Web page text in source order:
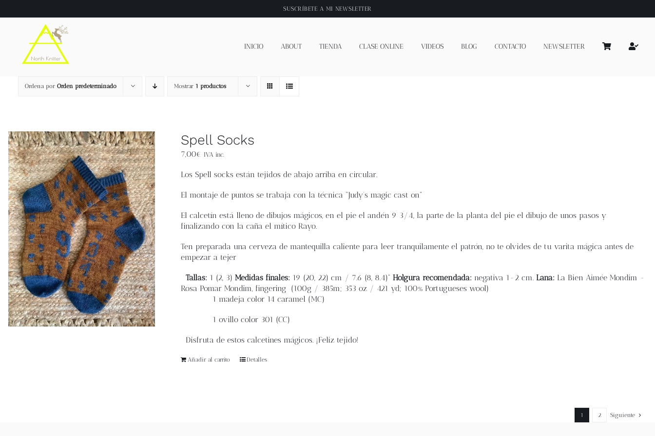
al
SUSCRÍBETE A MI NEWSLETTER
INICIO ABOUT TIENDA CLASE ONLINE VIDEOS BLOG CONTACTO NEWSLETTER
Ordena por Orden predeterminado Mostrar 1 productos
Spell Socks
7,00€ IVA inc.
Los Spell socks están tejidos de abajo arriba en circular.
El montaje de puntos se trabaja con la técnica "Judy’s magic cast on"
El calcetín está lleno de dibujos mágicos, en el pie el andén 9 3⁄4, la parte de la planta del pie el dibujo de unos pasos y
finalizando con la caña el mítico Rayo.
Ten preparada una cerveza de mantequilla caliente para leer tranquilamente el patrón, no te olvides de tu varita mágica antes de
empezar a tejer
Tallas: 1 (2, 3) Medidas finales: 19 (20, 22) cm / 7.6 (8, 8.4)” Holgura recomendada: negativa 1-2 cm. Lana: La Bien Aimée Mondim -
Rosa Pomar Mondim, fingering (100g / 385m; 353 oz / 421 yd; 100% Portugueses wool)
1 madeja color 14 caramel (MC)
1 ovillo color 301 (CC)
Disfruta de estos calcetines mágicos. ¡Feliz tejido!
Añadir al carrito Detalles
1 2 Siguiente